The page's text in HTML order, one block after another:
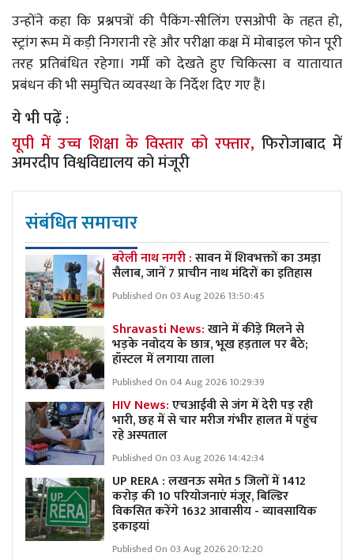
उन्होंने कहा कि प्रश्नपत्रों की पैकिंग-सीलिंग एसओपी के तहत हो,
स्ट्रांग रूम में कड़ी निगरानी रहे और परीक्षा कक्ष में मोबाइल फोन पूरी
तरह प्रतिबंधित रहेगा। गर्मी को देखते हुए चिकित्सा व यातायात
प्रबंधन की भी समुचित व्यवस्था के निर्देश दिए गए हैं।
ये भी पढ़ें :
यूपी में उच्च शिक्षा के विस्तार को रफ्तार, फिरोजाबाद में
अमरदीप विश्वविद्यालय को मंजूरी
संबंधित समाचार
बरेली नाथ नगरी :सावन में शिवभक्तों का उमड़ा
सैलाब, जानें 7 प्राचीन नाथ मंदिरों का इतिहास
Published On 03 Aug 2026 13:50:45
Shravasti News:खाने में कीड़े मिलने से
भड़के नवोदय के छात्र, भूख हड़ताल पर बैठे;
हॉस्टल में लगाया ताला
Published On 04 Aug 2026 10:29:39
HIV News:एचआईवी से जंग में देरी पड़ रही
भारी, छह में से चार मरीज गंभीर हालत में पहुंच
रहे अस्पताल
Published On 03 Aug 2026 14:42:34
UP RERA : लखनऊ समेत 5 जिलों में 1412
करोड़ की 10 परियोजनाएं मंजूर, बिल्डिर
विकसित करेंगे 1632 आवासीय - व्यावसायिक
इकाइयां
Published On 03 Aug 2026 20:12:20